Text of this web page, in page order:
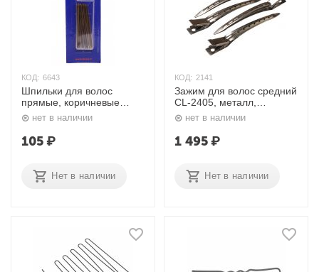
КОД: 6643
Шпильки для волос
прямые, коричневые
SLT60P-3/24, 60 мм, 24
шт. Dewal
нет в наличии
105₽
Нет в наличии
КОД: 2141
Зажим для волос средний
CL-2405, металл,
серебристый, 6,5 см, 36
шт. Dewal
нет в наличии
1 495₽
Нет в наличии